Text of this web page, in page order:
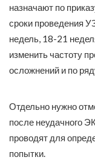
назначают по
сроки проведения
недель, 18-21
изменить частоту
осложнений и по
Отдельно нужно
после неудачного
проводят для
попытки.